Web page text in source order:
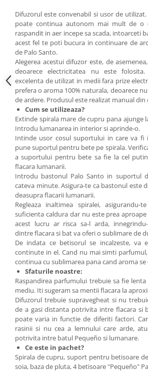
Difuzorul este convenabil si usor de
poate continua autonom mai mult de o
raspandit in aer incepe sa scada, intoarceti
acest fel te poti bucura in continuare de
de Palo Santo.
Alegerea acestui difuzor este, de
deoarece electricitatea nu este
excelenta de utilizat in medii fara prize
prefera o aroma 100% naturala, deoarece
de ardere. Produsul este realizat manual
Cum se utilizeaza?
Extinde spirala mare de cupru pana ajunge
Introdu lumanarea in interior si aprinde-o.
Intinde usor cosul suportului in care va fi
pune suportul pentru bete pe spirala.
a suportului pentru bete sa fie la cel
flacara lumanarii.
Introdu bastonul Palo Santo in suportul
cateva minute. Asigura-te ca bastonul este
deasupra flacarii lumanarii.
Regleaza inaltimea spiralei,
suficienta caldura dar nu este prea
acest lucru ar risca sa-l arda,
dintre flacara si bat va oferi o sublimare de
De indata ce betisorul se incalzeste, va
continute in el. Cand nu mai simti
continua cu sublimarea pana cand aroma se
Sfaturile noastre:
Raspandirea parfumului trebuie sa fie
mediu. Iti sugeram sa mentii flacara la
Difuzorul trebuie supravegheat si nu
de a gasi distanta potrivita intre flacara si
poate varia in functie de diferiti factori.
rasinii si nu cea a lemnului care arde,
potrivita intre batul Pequeño si lumanare.
Ce este in pachet?
Spirala de cupru, suport pentru betisoare
soia, baza de pluta, 4 betisoare "Pequeño"